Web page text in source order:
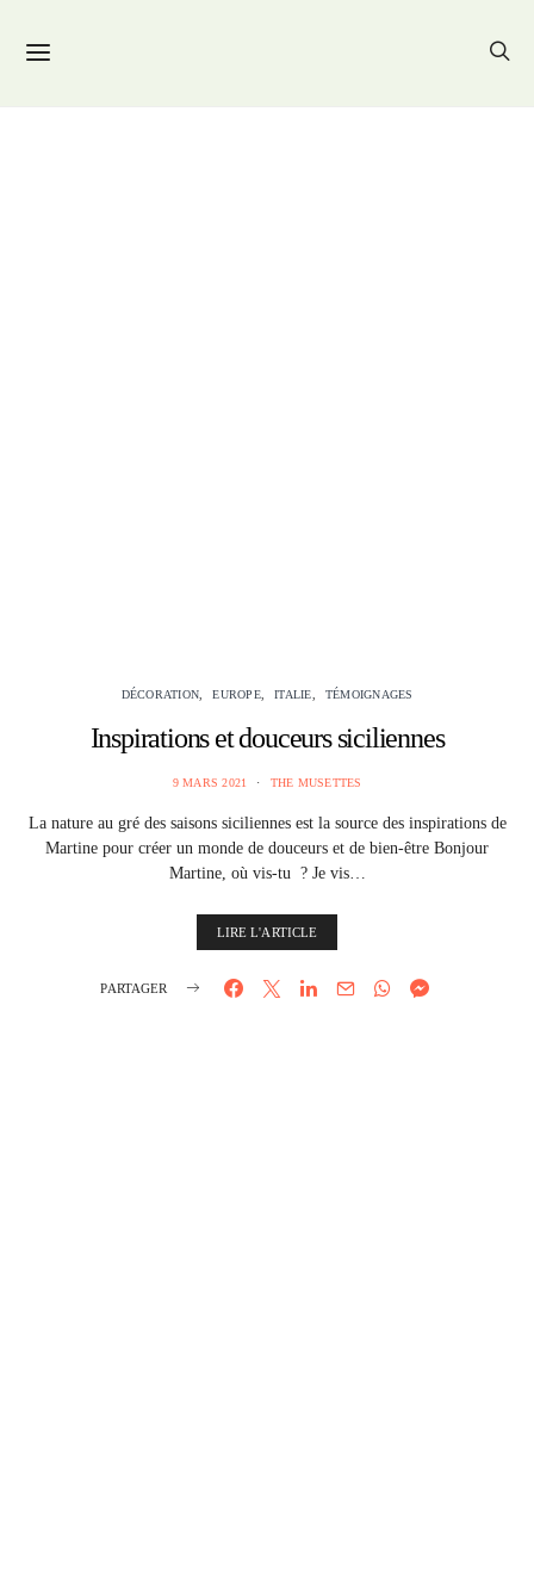
DÉCORATION EUROPE ITALIE TÉMOIGNAGES
Inspirations et douceurs siciliennes
9 MARS 2021 THE MUSETTES
La nature au gré des saisons siciliennes est la source des inspirations de
Martine pour créer un monde de douceurs et de bien-être Bonjour
Martine, où vis-tu ? Je vis…
LIRE L'ARTICLE
PARTAGER